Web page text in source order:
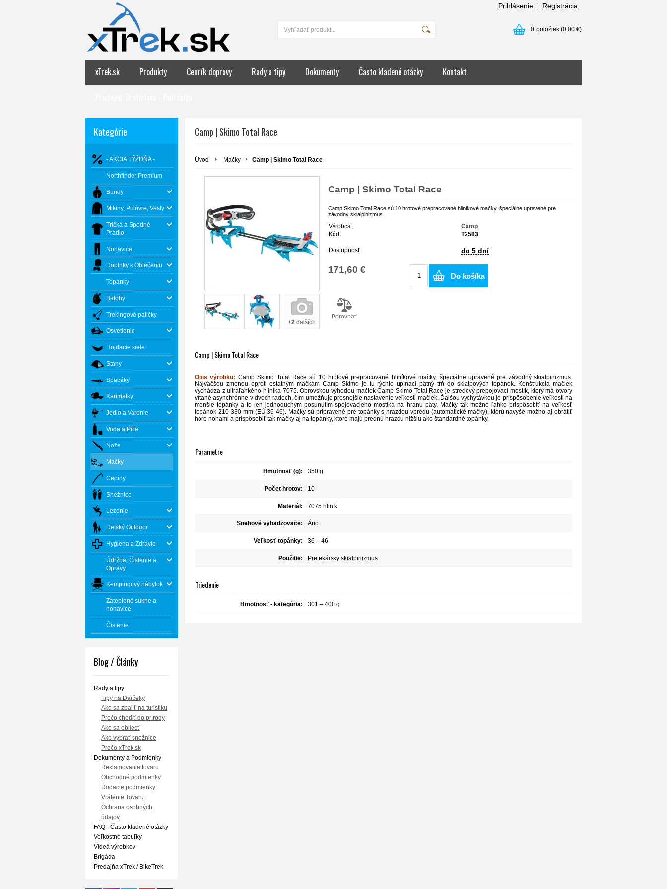
Prihlásenie Registrácia
0 položiek (0,00 €)
xTrek.sk Produkty Cenník dopravy Rady a tipy Dokumenty Často kladené otázky Kontakt
Kategórie
- AKCIA TÝŽDŇA -
Northfinder Premium
Bundy
Mikiny, Pulóvre, Vesty
Tričká a Spodné
Prádlo
Nohavice
Doplnky k Oblečeniu
Topánky
Batohy
Trekingové paličky
Osvetlenie
Hojdacie siete
Stany
Spacáky
Karimatky
Jedlo a Varenie
Voda a Pitie
Nože
Mačky
Cepíny
Snežnice
Lezenie
Detský Outdoor
Hygiena a Zdravie
Údržba, Čistenie a
Opravy
Kempingový nábytok
Zateplené sukne a
nohavice
Čistenie
Blog / Články
Rady a tipy
Tipy na Darčeky
Ako sa zbaliť na turistiku
Prečo chodiť do prírody
Ako sa obliecť
Ako vybrať snežnice
Prečo xTrek.sk
Dokumenty a Podmienky
Reklamovanie tovaru
Obchodné podmienky
Dodacie podmienky
Vrátenie Tovaru
Ochrana osobných
údajov
FAQ - Často kladené otázky
Veľkostné tabuľky
Videá výrobkov
Brigáda
Predajňa xTrek / BikeTrek
Camp | Skimo Total Race
Úvod Mačky Camp | Skimo Total Race
+2 ďalších
Camp | Skimo Total Race
Camp Skimo Total Race sú 10 hrotové prepracované hliníkové mačky, špeciálne upravené pre
závodný skialpinizmus.
Výrobca:
Camp
Kód:
T2583
Dostupnosť: do 5 dní
171,60 €
Do košíka
Porovnať
Camp | Skimo Total Race
Opis výrobku: Camp Skimo Total Race sú 10 hrotové prepracované hliníkové mačky, špeciálne upravené pre závodný skialpinizmus.
Najväčšou zmenou oproti ostatným mačkám Camp Skimo je tu rýchlo upínací pätný tŕň do skialpových topánok. Konštrukcia mačiek
vychádza z ultraľahkého hliníka 7075. Obrovskou výhodou mačiek Camp Skimo Total Race je stredový prepojovací mostík, ktorý má otvory
vŕtané asynchrónne v dvoch radoch, čím umožňuje presnejšie nastavenie veľkosti mačiek. Ďalšou vychytávkou je prispôsobenie veľkosti na
menšie topánky a to len jednoduchým posunutím spojovacieho mostíka na hranu päty. Mačky tak možno ľahko prispôsobiť na veľkosť
topánok 210-330 mm (EÚ 36-46). Mačky sú pripravené pre topánky s hrazdou vpredu (automatické mačky), ktorú navyše možno aj obrátiť
hore nohami a prispôsobiť tak mačky aj na topánky, ktoré majú prednú hrazdu nižšiu ako štandardné topánky.
Parametre
Hmotnosť (g): 350 g
Počet hrotov: 10
Materiál: 7075 hliník
Snehové vyhadzovače: Áno
Veľkosť topánky: 36 – 46
Použitie: Pretekársky skialpinizmus
Triedenie
Hmotnosť - kategória: 301 – 400 g